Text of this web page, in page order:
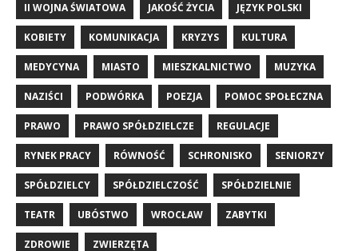
II WOJNA ŚWIATOWA JAKOŚĆ ŻYCIA JĘZYK POLSKI
KOBIETY KOMUNIKACJA KRYZYS KULTURA
MEDYCYNA MIASTO MIESZKALNICTWO MUZYKA
NAZIŚCI PODWÓRKA POEZJA POMOC SPOŁECZNA
PRAWO PRAWO SPÓŁDZIELCZE REGULACJE
RYNEK PRACY RÓWNOŚĆ SCHRONISKO SENIORZY
SPÓŁDZIELCY SPÓŁDZIELCZOŚĆ SPÓŁDZIELNIE
TEATR UBÓSTWO WROCŁAW ZABYTKI
ZDROWIE ZWIERZĘTA